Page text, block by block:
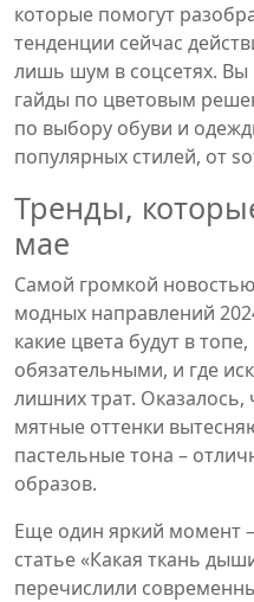
которые помогут
тенденции сейчас
лишь шум в соцсетях. Вы
гайды по цветовым
по выбору обуви и
популярных стилей, от
Тренды,
мае
Самой громкой
модных направлений
какие цвета будут в
обязательными, и где
лишних трат.
мятные оттенки
пастельные тона –
образов.
Еще один яркий момент
статье «Какая ткань
перечислили